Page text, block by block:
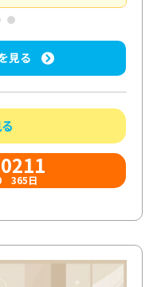
見る
365日